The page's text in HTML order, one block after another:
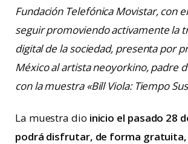
Fundación Telefónica Movistar, con
seguir promoviendo activamente la
digital de la sociedad, presenta por
México al artista neoyorkino, padre
con la muestra «Bill Viola: Tiempo
La muestra dio inicio el pasado 28
podrá disfrutar, de forma gratuita,